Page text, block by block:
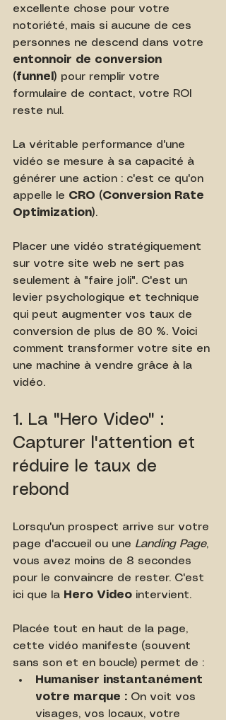
excellente chose pour votre
notoriété, mais si aucune de ces
personnes ne descend dans votre
entonnoir de conversion
(funnel) pour remplir votre
formulaire de contact, votre ROI
reste nul.
La véritable performance d'une
vidéo se mesure à sa capacité à
générer une action : c'est ce qu'on
appelle le CRO (Conversion Rate
Optimization).
Placer une vidéo stratégiquement
sur votre site web ne sert pas
seulement à "faire joli". C'est un
levier psychologique et technique
qui peut augmenter vos taux de
conversion de plus de 80 %. Voici
comment transformer votre site en
une machine à vendre grâce à la
vidéo.
1. La "Hero Video" :
Capturer l'attention et
réduire le taux de
rebond
Lorsqu'un prospect arrive sur votre
page d'accueil ou une Landing Page,
vous avez moins de 8 secondes
pour le convaincre de rester. C'est
ici que la Hero Video intervient.
Placée tout en haut de la page,
cette vidéo manifeste (souvent
sans son et en boucle) permet de :
Humaniser instantanément
votre marque : On voit vos
visages, vos locaux, votre